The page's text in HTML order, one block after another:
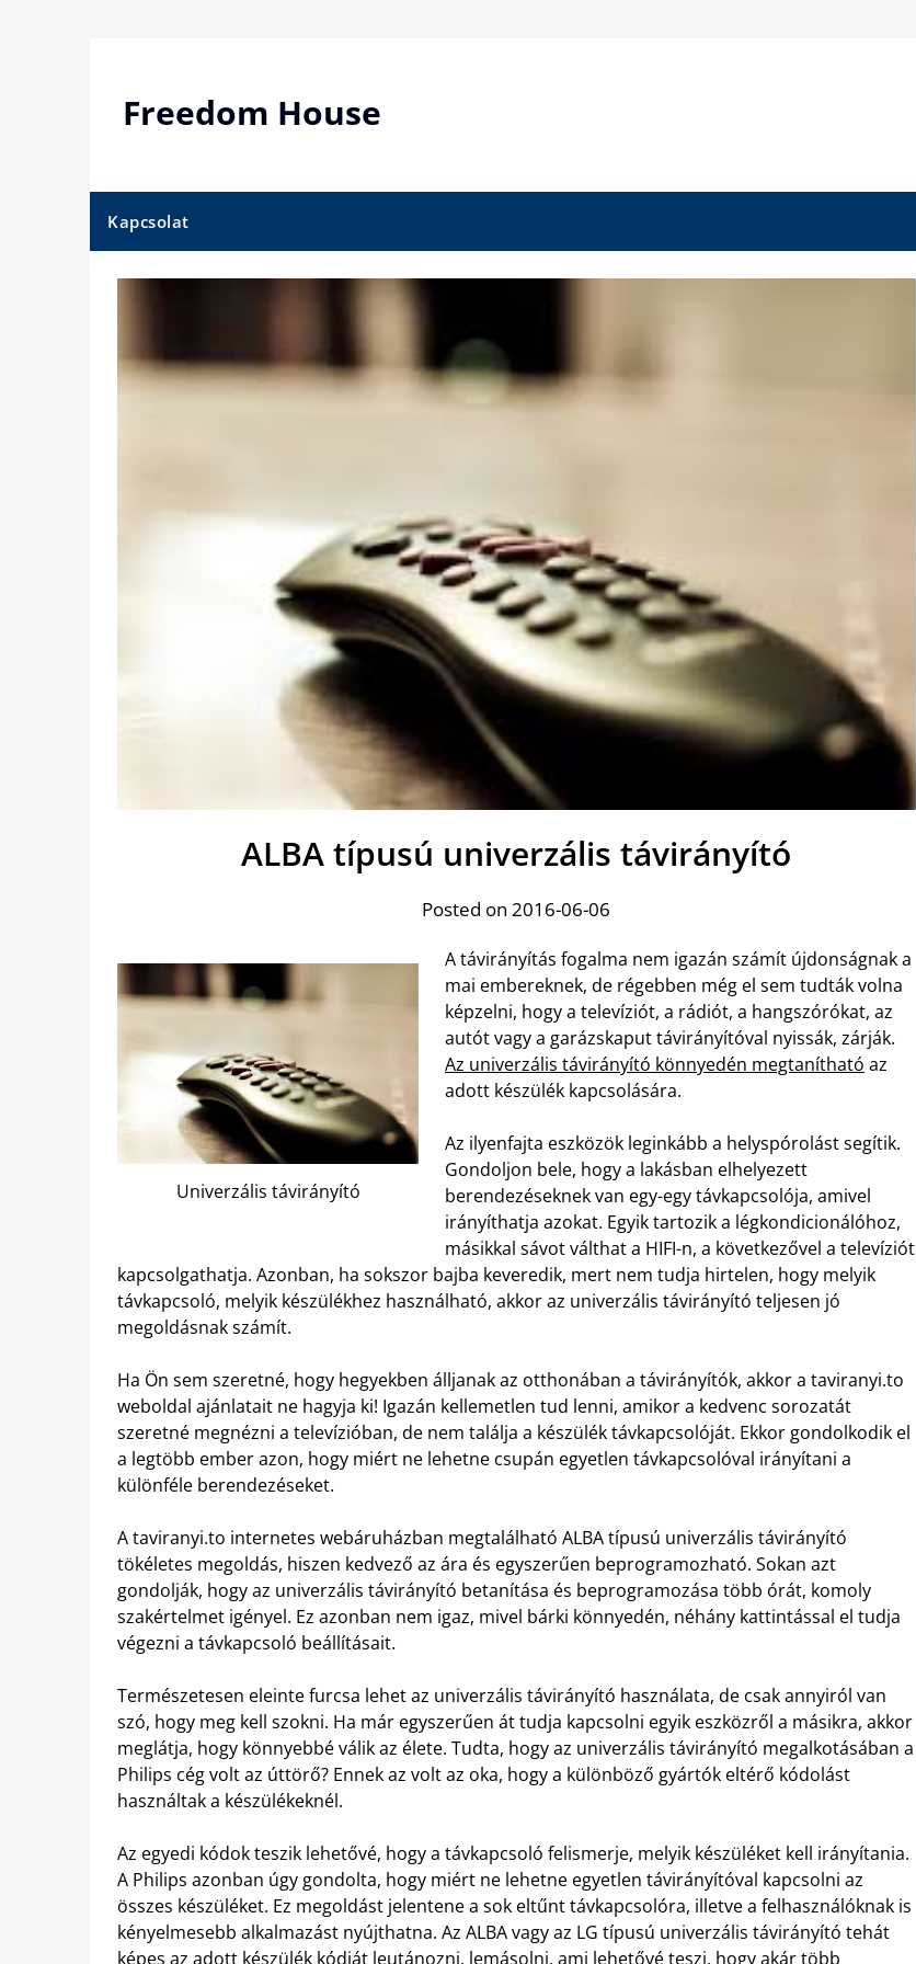
Freedom House
Kapcsolat
ALBA típusú univerzális távirányító
Posted on 2016-06-06
Univerzális távirányító
A távirányítás fogalma nem igazán számít újdonságnak a
mai embereknek, de régebben még el sem tudták volna
képzelni, hogy a televíziót, a rádiót, a hangszórókat, az
autót vagy a garázskaput távirányítóval nyissák, zárják.
Az univerzális távirányító könnyedén megtanítható az
adott készülék kapcsolására.
Az ilyenfajta eszközök leginkább a helyspórolást segítik.
Gondoljon bele, hogy a lakásban elhelyezett
berendezéseknek van egy-egy távkapcsolója, amivel
irányíthatja azokat. Egyik tartozik a légkondicionálóhoz,
másikkal sávot válthat a HIFI-n, a következővel a televíziót
kapcsolgathatja. Azonban, ha sokszor bajba keveredik, mert nem tudja hirtelen, hogy melyik
távkapcsoló, melyik készülékhez használható, akkor az univerzális távirányító teljesen jó
megoldásnak számít.
Ha Ön sem szeretné, hogy hegyekben álljanak az otthonában a távirányítók, akkor a taviranyi.to
weboldal ajánlatait ne hagyja ki! Igazán kellemetlen tud lenni, amikor a kedvenc sorozatát
szeretné megnézni a televízióban, de nem találja a készülék távkapcsolóját. Ekkor gondolkodik el
a legtöbb ember azon, hogy miért ne lehetne csupán egyetlen távkapcsolóval irányítani a
különféle berendezéseket.
A taviranyi.to internetes webáruházban megtalálható ALBA típusú univerzális távirányító
tökéletes megoldás, hiszen kedvező az ára és egyszerűen beprogramozható. Sokan azt
gondolják, hogy az univerzális távirányító betanítása és beprogramozása több órát, komoly
szakértelmet igényel. Ez azonban nem igaz, mivel bárki könnyedén, néhány kattintással el tudja
végezni a távkapcsoló beállításait.
Természetesen eleinte furcsa lehet az univerzális távirányító használata, de csak annyiról van
szó, hogy meg kell szokni. Ha már egyszerűen át tudja kapcsolni egyik eszközről a másikra, akkor
meglátja, hogy könnyebbé válik az élete. Tudta, hogy az univerzális távirányító megalkotásában a
Philips cég volt az úttörő? Ennek az volt az oka, hogy a különböző gyártók eltérő kódolást
használtak a készülékeknél.
Az egyedi kódok teszik lehetővé, hogy a távkapcsoló felismerje, melyik készüléket kell irányítania.
A Philips azonban úgy gondolta, hogy miért ne lehetne egyetlen távirányítóval kapcsolni az
összes készüléket. Ez megoldást jelentene a sok eltűnt távkapcsolóra, illetve a felhasználóknak is
kényelmesebb alkalmazást nyújthatna. Az ALBA vagy az LG típusú univerzális távirányító tehát
képes az adott készülék kódját leutánozni, lemásolni, ami lehetővé teszi, hogy akár több